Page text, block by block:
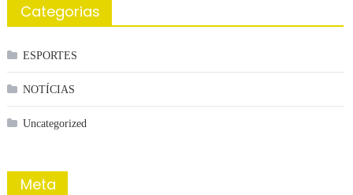
Categorias
ESPORTES
NOTÍCIAS
Uncategorized
Meta